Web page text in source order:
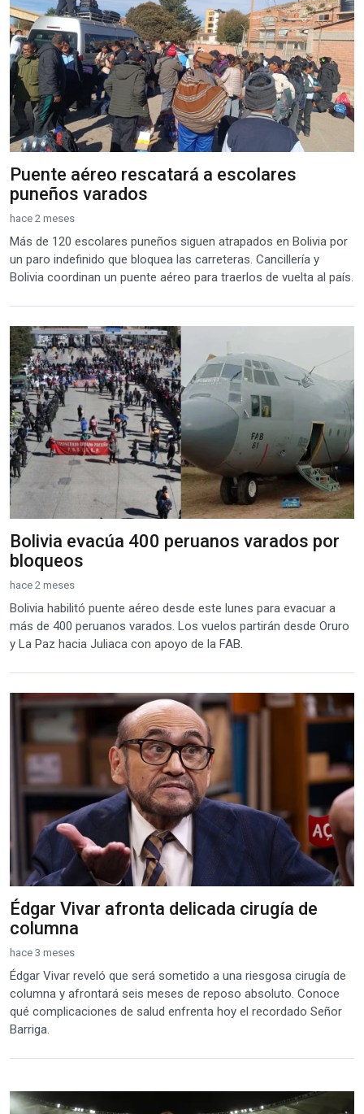
Puente aéreo rescatará a escolares
puneños varados
hace 2 meses
Más de 120 escolares puneños siguen atrapados en Bolivia por
un paro indefinido que bloquea las carreteras. Cancillería y
Bolivia coordinan un puente aéreo para traerlos de vuelta al país.
Bolivia evacúa 400 peruanos varados por
bloqueos
hace 2 meses
Bolivia habilitó puente aéreo desde este lunes para evacuar a
más de 400 peruanos varados. Los vuelos partirán desde Oruro
y La Paz hacia Juliaca con apoyo de la FAB.
Édgar Vivar afronta delicada cirugía de
columna
hace 3 meses
Édgar Vivar reveló que será sometido a una riesgosa cirugía de
columna y afrontará seis meses de reposo absoluto. Conoce
qué complicaciones de salud enfrenta hoy el recordado Señor
Barriga.